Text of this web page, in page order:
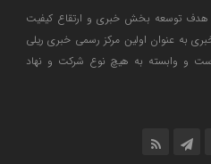
خبری ریل نیوز در سال 1396 با هدف توسعه بخش خبری و ارتقاع کیفیت
به عنوان اولین مرکز رسمی خبری ریلی
و وابسته به هیچ نوع شرکت و نهاد